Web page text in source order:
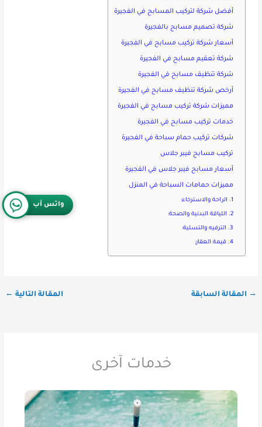
أفضل شركة لتركيب المسابح في الفجيرة
شركة تصميم مسابح بالفجيرة
أسعار شركة تركيب مسابح في الفجيرة
شركة تعقيم مسابح في الفجيرة
شركة تنظيف مسابح في الفجيرة
أرخص شركة تنظيف مسابح في الفجيرة
مميزات شركة تركيب مسابح في الفجيرة
خدمات تركيب مسابح في الفجيرة
شركات تركيب حمام سباحة في الفجيرة
تركيب مسابح فيبر جلاس
أسعار مسابح فيبر جلاس في الفجيرة
مميزات حمامات السباحة في المنزل
1. الراحة والاسترخاء:
2. اللياقة البدنية والصحة:
3. الترفيه والتسلية:
4. قيمة العقار:
→ المقالة السابقة المقالة التالية ←
خدمات آخرى
واتس آب